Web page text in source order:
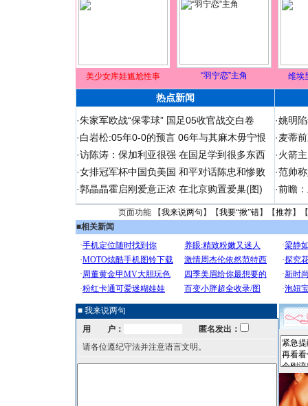
美少女库娃尴尬性事 “羽宁恋”主角 维埃
热点新闻
·朱家军欧战“保零球” 国足05收官战交白卷
·白岩松:05年0-0的预言 06年与其麻木毋宁恨
·访陈涛：保加利亚很强 在国足学到很多东西
·女排冠军杯中国负美国 和平对话陈忠和惨败
·郭晶晶霍启刚爱意正浓 在北京购置爱巢(图)
·姚明
·麦蒂
·火箭
·范帅
·前瞻
页面功能 【我来说两句 】【我要“揪”错】【推荐】
■相关新闻
■ 我来说两句
用 户：
匿名发出：
请各位遵纪守法并注意语言文明。